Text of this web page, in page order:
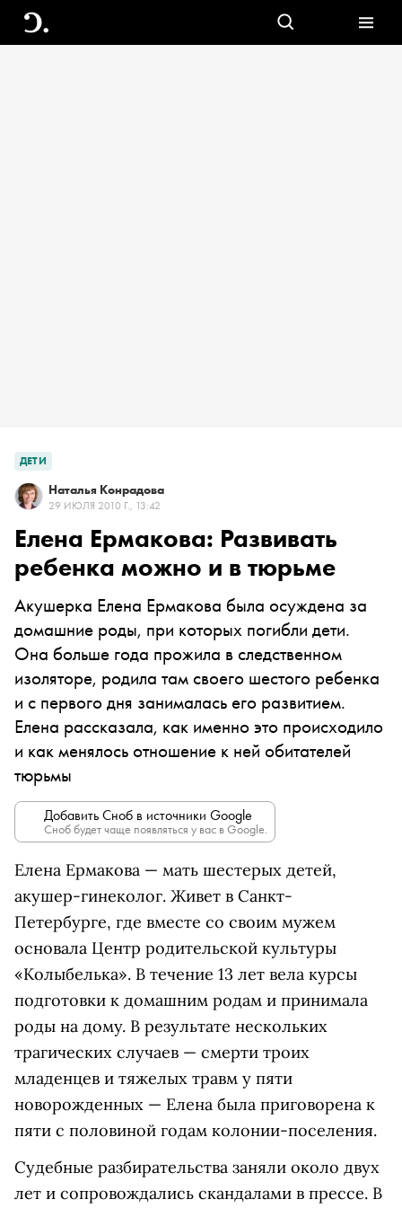
ДЕТИ
Наталья Конрадова
29 ИЮЛЯ 2010 Г., 13:42
Елена Ермакова: Развивать
ребенка можно и в тюрьме
Акушерка Елена Ермакова была осуждена за
домашние роды, при которых погибли дети.
Она больше года прожила в следственном
изоляторе, родила там своего шестого ребенка
и с первого дня занималась его развитием.
Елена рассказала, как именно это происходило
и как менялось отношение к ней обитателей
тюрьмы
Добавить Сноб в источники Google
Сноб будет чаще появляться у вас в Google.
Елена Ермакова — мать шестерых детей,
акушер-гинеколог. Живет в Санкт-
Петербурге, где вместе со своим мужем
основала Центр родительской культуры
«Колыбелька». В течение 13 лет вела курсы
подготовки к домашним родам и принимала
роды на дому. В результате нескольких
трагических случаев — смерти троих
младенцев и тяжелых травм у пяти
новорожденных — Елена была приговорена к
пяти с половиной годам колонии-поселения.
Судебные разбирательства заняли около двух
лет и сопровождались скандалами в прессе. В